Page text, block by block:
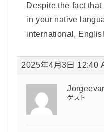
Despite the fact
in your native
international,
2025年4月3日 12:40
ゲスト